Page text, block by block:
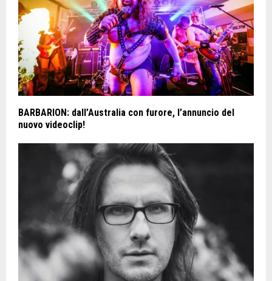
BARBARION: dall’Australia con furore, l’annuncio del
nuovo videoclip!